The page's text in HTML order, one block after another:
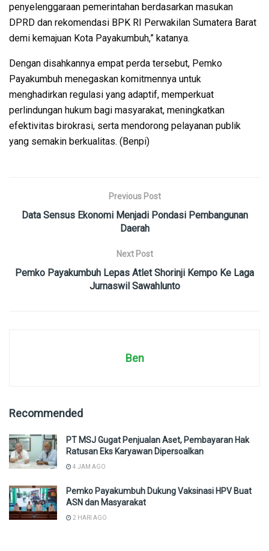
penyelenggaraan pemerintahan berdasarkan masukan
DPRD dan rekomendasi BPK RI Perwakilan Sumatera Barat
demi kemajuan Kota Payakumbuh,” katanya.
Dengan disahkannya empat perda tersebut, Pemko
Payakumbuh menegaskan komitmennya untuk
menghadirkan regulasi yang adaptif, memperkuat
perlindungan hukum bagi masyarakat, meningkatkan
efektivitas birokrasi, serta mendorong pelayanan publik
yang semakin berkualitas. (Benpi)
Previous Post
Data Sensus Ekonomi Menjadi Pondasi Pembangunan
Daerah
Next Post
Pemko Payakumbuh Lepas Atlet Shorinji Kempo Ke Laga
Jurnaswil Sawahlunto
Ben
Recommended
PT MSJ Gugat Penjualan Aset, Pembayaran Hak
Ratusan Eks Karyawan Dipersoalkan
4 JAM AGO
Pemko Payakumbuh Dukung Vaksinasi HPV Buat
ASN dan Masyarakat
2 HARI AGO